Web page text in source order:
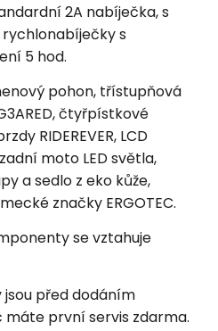
2A nabíječka, s
s
5 hod.
pohon, třístupňová
čtyřpístkové
RIDEREVER, LCD
moto LED světla,
a sedlo z eko kůže,
značky ERGOTEC.
se vztahuje
před dodáním
máte první servis zdarma.